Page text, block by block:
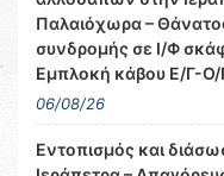
Παλαιόχωρα –
συνδρομής σε Ι/Φ
Εμπλοκή κάβου Ε/Γ-Ο/
06/08/26
Εντοπισμός και